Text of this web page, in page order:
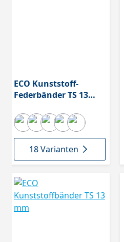
ECO Kunststoff-
Federbänder TS 13
18 Varianten